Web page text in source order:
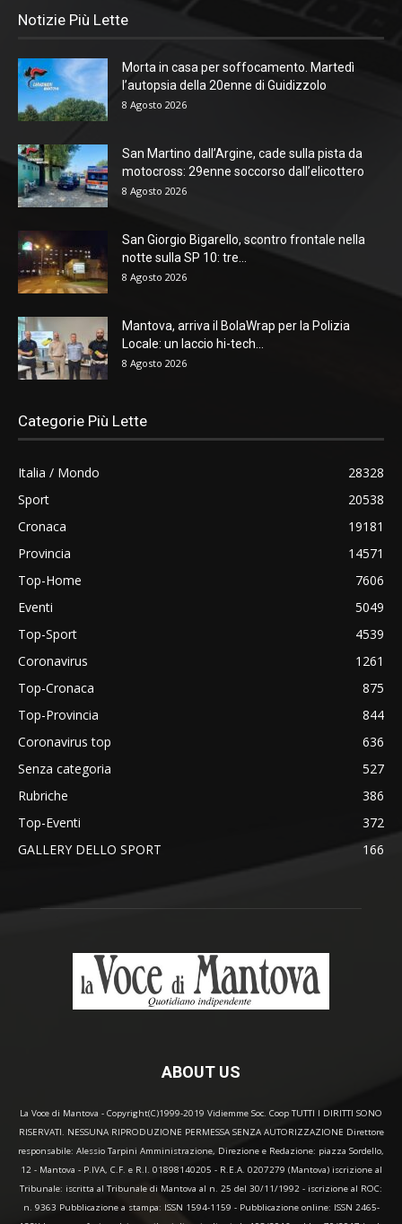
Notizie Più Lette
Morta in casa per soffocamento. Martedì
l’autopsia della 20enne di Guidizzolo
8 Agosto 2026
San Martino dall’Argine, cade sulla pista da
motocross: 29enne soccorso dall’elicottero
8 Agosto 2026
San Giorgio Bigarello, scontro frontale nella
notte sulla SP 10: tre...
8 Agosto 2026
Mantova, arriva il BolaWrap per la Polizia
Locale: un laccio hi-tech...
8 Agosto 2026
Categorie Più Lette
Italia / Mondo
28328
Sport
20538
Cronaca
19181
Provincia
14571
Top-Home
7606
Eventi
5049
Top-Sport
4539
Coronavirus
1261
Top-Cronaca
875
Top-Provincia
844
Coronavirus top
636
Senza categoria
527
Rubriche
386
Top-Eventi
372
GALLERY DELLO SPORT
166
ABOUT US
La Voce di Mantova - Copyright(C)1999-2019 Vidiemme Soc. Coop TUTTI I DIRITTI SONO
RISERVATI. NESSUNA RIPRODUZIONE PERMESSA SENZA AUTORIZZAZIONE Direttore
responsabile: Alessio Tarpini Amministrazione, Direzione e Redazione: piazza Sordello,
12 - Mantova - P.IVA, C.F. e R.I. 01898140205 - R.E.A. 0207279 (Mantova) iscrizione al
Tribunale: iscritta al Tribunale di Mantova al n. 25 del 30/11/1992 - iscrizione al ROC:
n. 9363 Pubblicazione a stampa: ISSN 1594-1159 - Pubblicazione online: ISSN 2465-